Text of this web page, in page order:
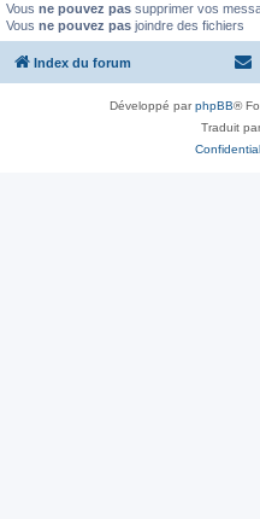
Vous ne pouvez pas supprimer vos
Vous ne pouvez pas joindre des fichiers
Index du forum
Développé parphpBB®
Traduit